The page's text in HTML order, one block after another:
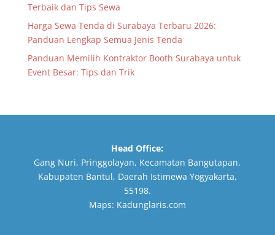
Terbaik dan Tips Sewa
Harga Sewa Tenda di Surabaya Terbaru 2026:
Panduan Lengkap Semua Jenis Tenda
Panduan Memilih Kontraktor Booth Surabaya untuk
Event Besar: Tips dan Trik
Head Office:
Gang Nuri, Pringgolayan, Kecamatan Bangutapan,
Kabupaten Bantul, Daerah Istimewa Yogyakarta,
55198.
Maps: Kadunglaris.com